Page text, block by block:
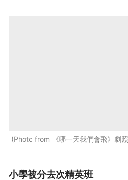
Photo from 《哪一天我們會飛》劇照
小學被分去次精英班